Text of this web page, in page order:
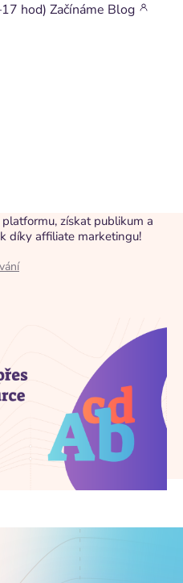
hod) Začínáme Blog
přes
z tvorby obsahu,
koncept a vytrvalost.
získat publikum a
díky affiliate marketingu!